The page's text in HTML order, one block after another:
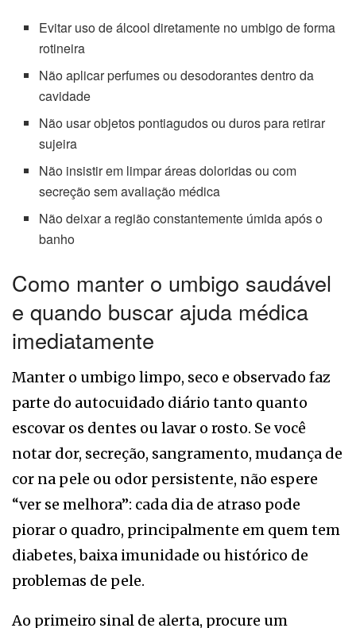
Evitar uso de álcool diretamente no umbigo de forma
rotineira
Não aplicar perfumes ou desodorantes dentro da
cavidade
Não usar objetos pontiagudos ou duros para retirar
sujeira
Não insistir em limpar áreas doloridas ou com
secreção sem avaliação médica
Não deixar a região constantemente úmida após o
banho
Como manter o umbigo saudável
e quando buscar ajuda médica
imediatamente
Manter o umbigo limpo, seco e observado faz
parte do autocuidado diário tanto quanto
escovar os dentes ou lavar o rosto. Se você
notar dor, secreção, sangramento, mudança de
cor na pele ou odor persistente, não espere
“ver se melhora”: cada dia de atraso pode
piorar o quadro, principalmente em quem tem
diabetes, baixa imunidade ou histórico de
problemas de pele.
Ao primeiro sinal de alerta, procure um